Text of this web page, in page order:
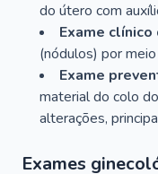
do útero com
Exame clínico
(nódulos) por
Exame
material do colo
alterações,
Exames